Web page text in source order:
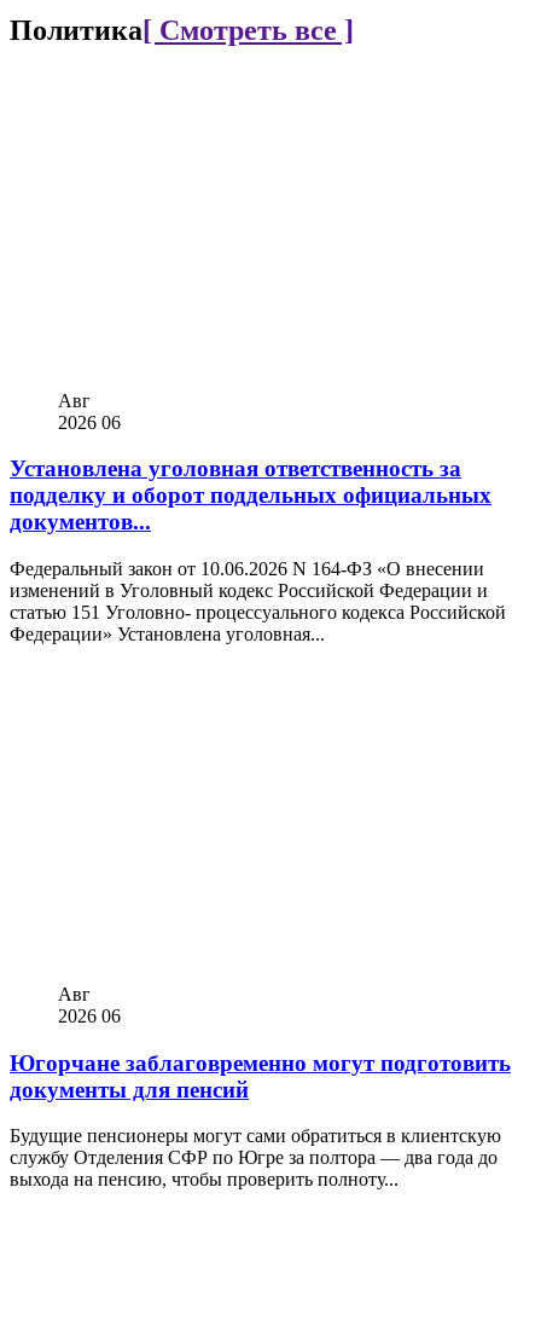
Политика[ Смотреть все ]
Авг
2026 06
Установлена уголовная ответственность за
подделку и оборот поддельных официальных
документов...
Федеральный закон от 10.06.2026 N 164-ФЗ «О внесении
изменений в Уголовный кодекс Российской Федерации и
статью 151 Уголовно- процессуального кодекса Российской
Федерации» Установлена уголовная...
Авг
2026 06
Югорчане заблаговременно могут подготовить
документы для пенсий
Будущие пенсионеры могут сами обратиться в клиентскую
службу Отделения СФР по Югре за полтора — два года до
выхода на пенсию, чтобы проверить полноту...